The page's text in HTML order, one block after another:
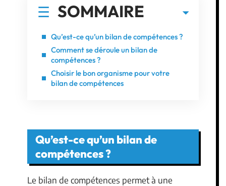
SOMMAIRE
Qu’est-ce qu’un bilan de compétences ?
Comment se déroule un bilan de
compétences ?
Choisir le bon organisme pour votre
bilan de compétences
Qu’est-ce qu’un bilan de
compétences ?
Le bilan de compétences permet à une